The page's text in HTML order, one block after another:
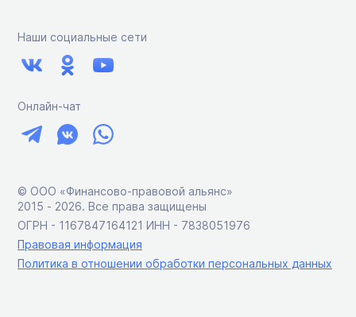
Наши социальные сети
Онлайн-чат
© ООО «Финансово-правовой альянс»
2015 ‑ 2026. Все права защищены
ОГРН - 1167847164121 ИНН - 7838051976
Правовая информация
Политика в отношении обработки персональных данных